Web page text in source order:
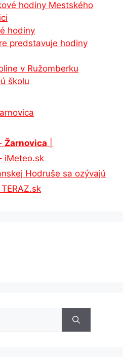
hodiny Mestského
hodiny
predstavuje hodiny
v Ružomberku
školu
Žarnovica
iMeteo.sk
Hodruše sa ozývajú